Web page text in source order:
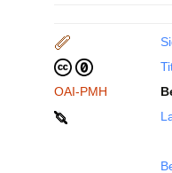
OAI-PMH